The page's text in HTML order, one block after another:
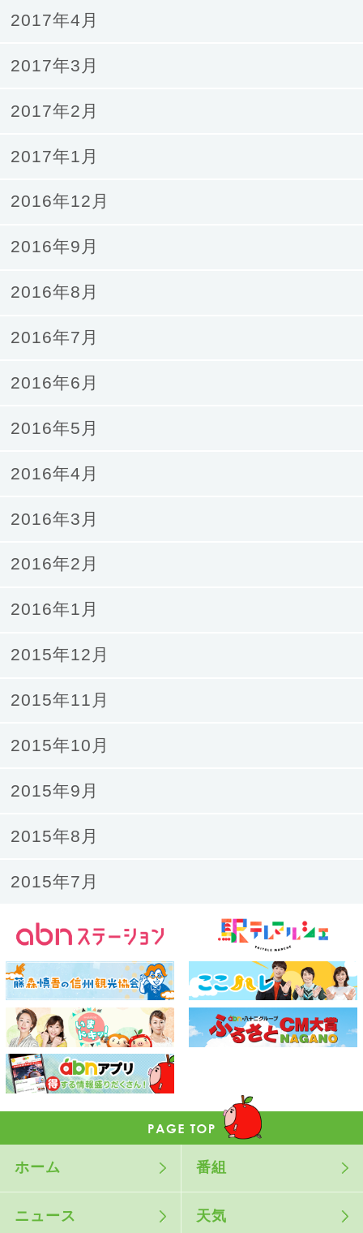
2017年4月
2017年3月
2017年2月
2017年1月
2016年12月
2016年9月
2016年8月
2016年7月
2016年6月
2016年5月
2016年4月
2016年3月
2016年2月
2016年1月
2015年12月
2015年11月
2015年10月
2015年9月
2015年8月
2015年7月
ホーム 番組
ニュース 天気